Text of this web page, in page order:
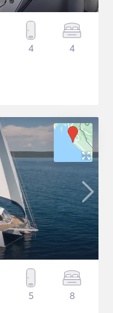
4 4
5 8